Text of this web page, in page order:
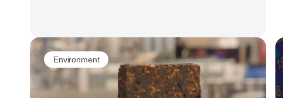
Environment